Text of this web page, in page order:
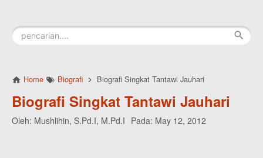
Home Biografi Biografi Singkat Tantawi Jauhari
Biografi Singkat Tantawi Jauhari
Oleh: Mushlihin, S.Pd.I, M.Pd.I Pada: May 12, 2012